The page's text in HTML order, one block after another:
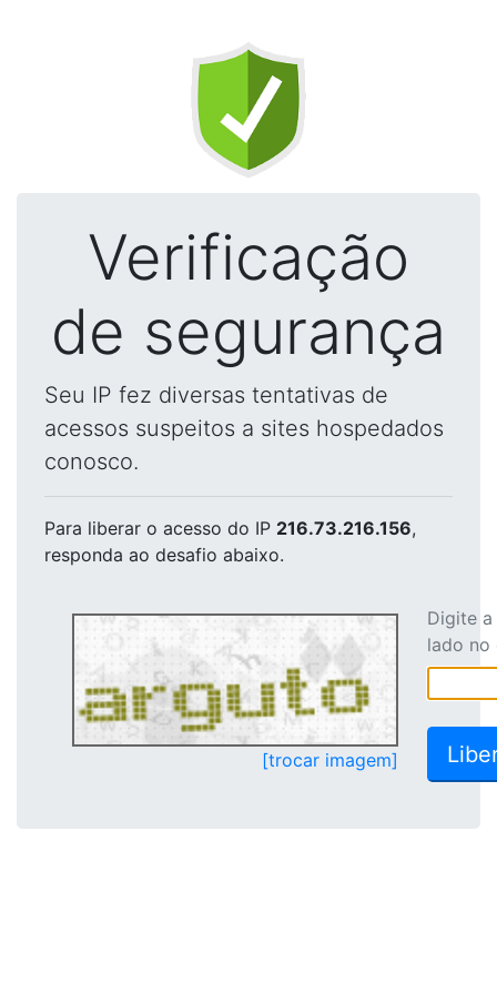
Verificação
de segurança
Seu IP fez diversas tentativas de
acessos suspeitos a sites hospedados
conosco.
Para liberar o acesso do IP 216.73.216.156,
responda ao desafio abaixo.
[trocar imagem]
Digite
lado no